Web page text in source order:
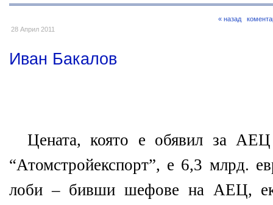
28 Април 2011
« назад
Иван Бакалов
Цената, която е обявил за АЕЦ
“Атомстройекспорт”, е 6,3 млрд.
лоби – бивши шефове на АЕЦ,